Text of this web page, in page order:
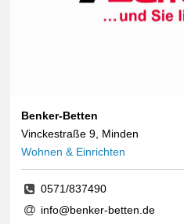
Benker-Betten
Vinckestraße 9, Minden
Wohnen & Einrichten
0571/837490
info@benker-betten.de